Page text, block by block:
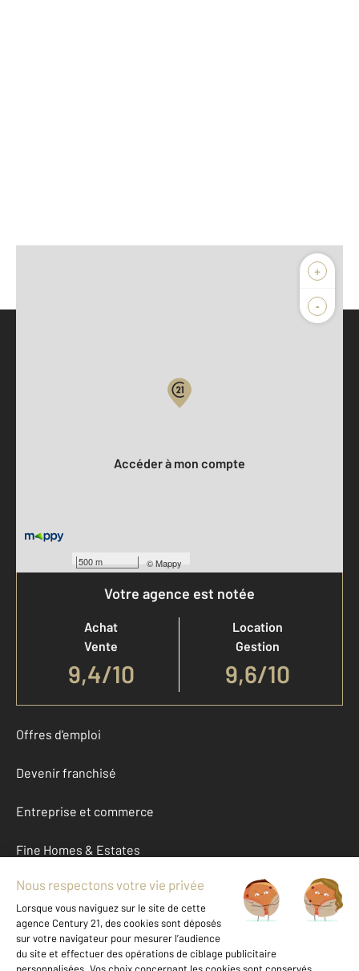
+
-
500 m ©Mappy
Accéder à mon compte
Votre agence est notée
Achat
Vente
9,4/10
Location
Gestion
9,6/10
Offres d'emploi
Devenir franchisé
Entreprise et commerce
Fine Homes & Estates
À propos
International
Nous contacter